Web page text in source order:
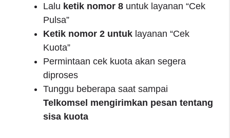
Lalu ketik nomor 8 untuk layanan “Cek
Pulsa”
Ketik nomor 2 untuk layanan “Cek
Kuota”
Permintaan cek kuota akan segera
diproses
Tunggu beberapa saat sampai
Telkomsel mengirimkan pesan tentang
sisa kuota